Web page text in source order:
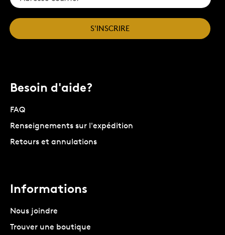
S'INSCRIRE
Besoin d'aide?
FAQ
Renseignements sur l'expédition
Retours et annulations
Informations
Nous joindre
Trouver une boutique